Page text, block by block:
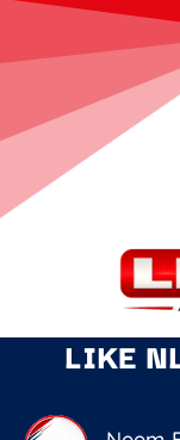
LIKE